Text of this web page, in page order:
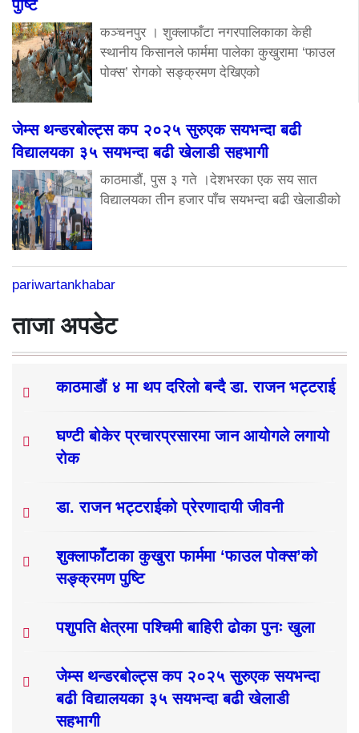
पुष्टि
कञ्चनपुर । शुक्लाफाँटा नगरपालिकाका केही
स्थानीय किसानले फार्ममा पालेका कुखुरामा ‘फाउल
पोक्स’ रोगको सङ्क्रमण देखिएको
जेम्स थन्डरबोल्ट्स कप २०२५ सुरुएक सयभन्दा बढी
विद्यालयका ३५ सयभन्दा बढी खेलाडी सहभागी
काठमाडौं, पुस ३ गते ।देशभरका एक सय सात
विद्यालयका तीन हजार पाँच सयभन्दा बढी खेलाडीको
pariwartankhabar
ताजा अपडेट
काठमाडौं ४ मा थप दरिलो बन्दै डा. राजन भट्टराई
घण्टी बोकेर प्रचारप्रसारमा जान आयोगले लगायो
रोक
डा. राजन भट्टराईको प्रेरणादायी जीवनी
शुक्लाफाँटाका कुखुरा फार्ममा ‘फाउल पोक्स’को
सङ्क्रमण पुष्टि
पशुपति क्षेत्रमा पश्चिमी बाहिरी ढोका पुनः खुला
जेम्स थन्डरबोल्ट्स कप २०२५ सुरुएक सयभन्दा
बढी विद्यालयका ३५ सयभन्दा बढी खेलाडी
सहभागी